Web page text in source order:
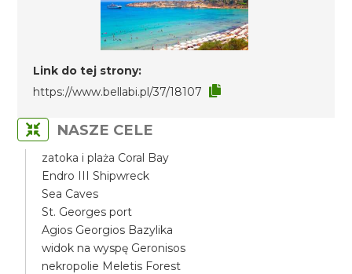
Link do tej strony:
https://www.bellabi.pl/37/18107
NASZE CELE
zatoka i plaża Coral Bay
Endro III Shipwreck
Sea Caves
St. Georges port
Agios Georgios Bazylika
widok na wyspę Geronisos
nekropolie Meletis Forest